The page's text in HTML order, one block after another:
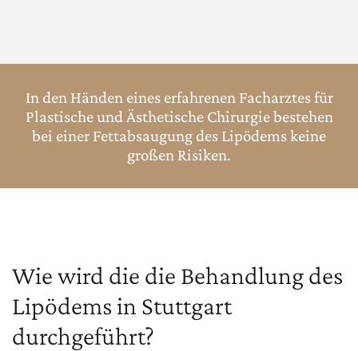
In den Händen eines erfahrenen Facharztes für
Plastische und Ästhetische Chirurgie bestehen
bei einer Fettabsaugung des Lipödems keine
großen Risiken.
Wie wird die die Behandlung des
Lipödems in Stuttgart
durchgeführt?